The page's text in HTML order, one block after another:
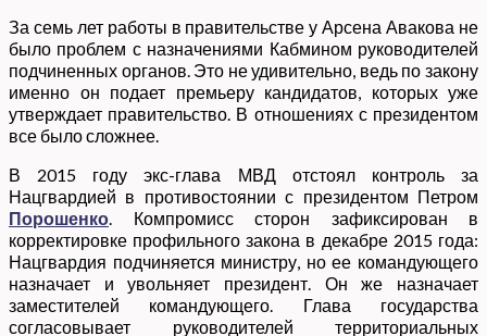
За семь лет работы в правительстве у Арсена Авакова не
было проблем с назначениями Кабмином руководителей
подчиненных органов. Это не удивительно, ведь по закону
именно он подает премьеру кандидатов, которых уже
утверждает правительство. В отношениях с президентом
все было сложнее.
В 2015 году экс-глава МВД отстоял контроль за
Нацгвардией в противостоянии с президентом Петром
Порошенко. Компромисс сторон зафиксирован в
корректировке профильного закона в декабре 2015 года:
Нацгвардия подчиняется министру, но ее командующего
назначает и увольняет президент. Он же назначает
заместителей командующего. Глава государства
согласовывает руководителей территориальных